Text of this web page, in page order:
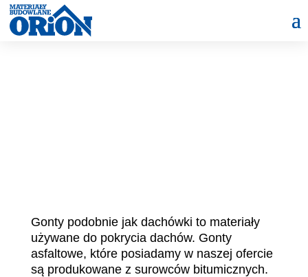
Gonty podobnie jak dachówki to materiały
używane do pokrycia dachów. Gonty
asfaltowe, które posiadamy w naszej ofercie
są produkowane z surowców bitumicznych.